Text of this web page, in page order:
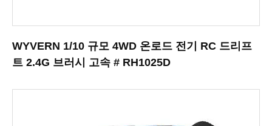
WYVERN 1/10 규모 4WD 온로드 전기 RC 드리프
트 2.4G 브러시 고속 # RH1025D